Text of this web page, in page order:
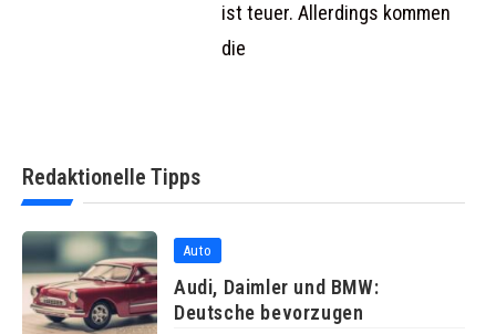
ist teuer. Allerdings kommen
die
Redaktionelle Tipps
Auto
Audi, Daimler und BMW:
Deutsche bevorzugen